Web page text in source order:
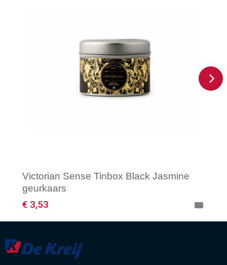
Victorian Sense Tinbox Black Jasmine
geurkaars
€ 3,53
Minimale afname: 1